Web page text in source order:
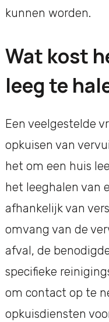
kunnen worden.
Wat kost
leeg te
Een veelgestelde
opkuisen van
het om een huis
het leeghalen van
afhankelijk van
omvang van de
afval, de
specifieke
om contact op te
opkuisdiensten